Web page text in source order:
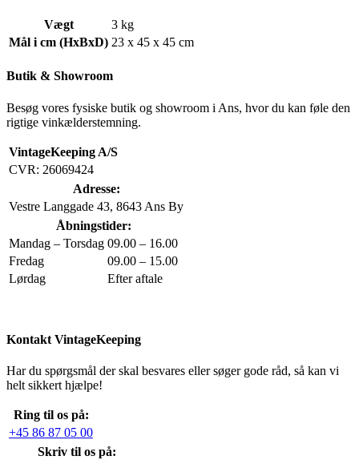
Vægt
3 kg
Mål i cm (HxBxD) 23 x 45 x 45 cm
Butik & Showroom
Besøg vores fysiske butik og showroom i Ans, hvor du kan føle den
rigtige vinkælderstemning.
VintageKeeping A/S
CVR: 26069424
Adresse:
Vestre Langgade 43, 8643 Ans By
Åbningstider:
Mandag – Torsdag 09.00 – 16.00
Fredag
09.00 – 15.00
Lørdag
Efter aftale
Kontakt VintageKeeping
Har du spørgsmål der skal besvares eller søger gode råd, så kan vi
helt sikkert hjælpe!
Ring til os på:
+45 86 87 05 00
Skriv til os på: